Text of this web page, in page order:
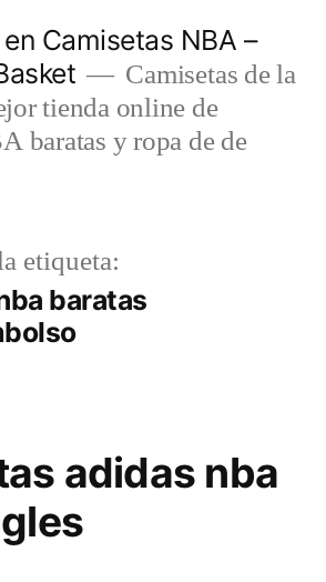
Camisetas NBA –
Camisetas de la
tienda online de
baratas y ropa de de
etiqueta:
baratas
adidas nba